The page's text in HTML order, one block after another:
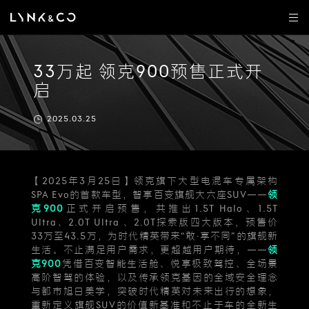
33万起 领克900预售正式开
启
2025.03.25
【2025年3月25日】领克旗下大型电混车专属架构
SPA Evo的首款车型，智享百变旗舰大六座SUV——领
克900 正式开启预售，共推出1.5T Halo、1.5T
Ultra、2.0T Ultra 、2.0T探索版四大版本，预售价
33万至43.5万，为时代精英带来“敢·享不同”的旗舰新
生活。不止满足用户需求，更超越用户期待，——领
克900凭借百变智能生活舱、悦享极致驾控、全场景
高阶智驾的体验，以及传承领克基因的全域安全理念
与都市旭日美学，突破时代精英对未来出行的想象，
重新定义旗舰SUV的价值新基准和不止于车的全新生